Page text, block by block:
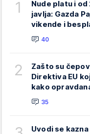
1
Nude platu i
javlja: Gazda
vikende i
40
2
Zašto su
Direktiva EU
kako
35
Uvodi se